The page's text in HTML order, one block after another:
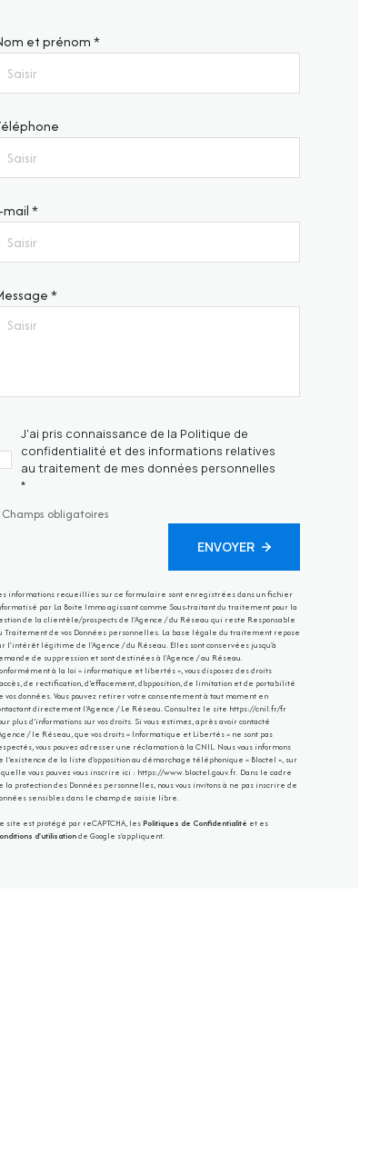
et prénom *
mail *
*
J'ai pris connaissance de la Politique de
confidentialité et des informations relatives
au traitement de mes données personnelles
*
obligatoires
ENVOYER
informations recueillies sur ce formulaire sont enregistrées dans un fichier
par La Boite Immo agissant comme Sous-traitant du traitement pour la
de la clientèle/prospects de l'Agence / du Réseau qui reste Responsable
Traitement de vos Données personnelles. La base légale du traitement repose
l'intérêt légitime de l'Agence / du Réseau. Elles sont conservées jusqu'à
de suppression et sont destinées à l'Agence / au Réseau.
à la loi « informatique et libertés », vous disposez des droits
de rectification, d’effacement, d’opposition, de limitation et de portabilité
vos données. Vous pouvez retirer votre consentement à tout moment en
directement l’Agence / Le Réseau. Consultez le site https://cnil.fr/fr
plus d’informations sur vos droits. Si vous estimez, après avoir contacté
/ le Réseau, que vos droits « Informatique et Libertés » ne sont pas
vous pouvez adresser une réclamation à la CNIL. Nous vous informons
l’existence de la liste d'opposition au démarchage téléphonique « Bloctel », sur
vous pouvez vous inscrire ici : https://www.bloctel.gouv.fr. Dans le cadre
la protection des Données personnelles, nous vous invitons à ne pas inscrire de
sensibles dans le champ de saisie libre.
site est protégé par reCAPTCHA, lesPolitiques de Confidentialité et es
d'utilisationde Google s'appliquent.